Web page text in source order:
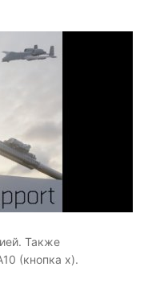
Также
(кнопка x).